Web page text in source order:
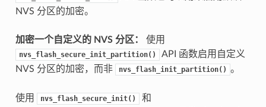
NVS 分区的加密。
加密一个自定义的 NVS 分区： 使用
nvs_flash_secure_init_partition()
API 函数启用自定义
NVS 分区的加密，而非
nvs_flash_init_partition() 。
使用 nvs_flash_secure_init() 和